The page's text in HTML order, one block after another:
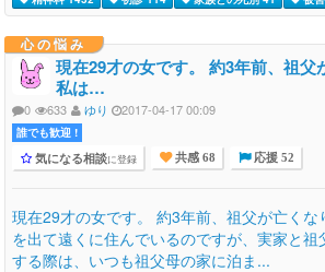
心の悩み
現在29才の女です。 約3年前、祖父
私は…
0 633 ゆり 2017-04-17 00:09
誰でも歓迎 !
気になる相談に登録 共感 68 応援 52
現在29才の女です。 約3年前、祖父が亡くな
を出て遠くに住んでいるのですが、実家と
する際は、いつも祖父母の家に泊ま...